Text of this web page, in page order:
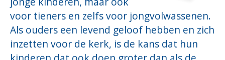
voor tieners en zelfs voor jongvolwassenen.
Als ouders een levend geloof hebben en zich
inzetten voor de kerk, is de kans dat hun